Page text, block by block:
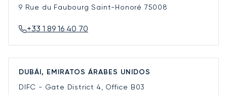
9 Rue du Faubourg Saint-Honoré 75008
+33 1 89 16 40 70
DUBÁI, EMIRATOS ÁRABES UNIDOS
DIFC - Gate District 4, Office B03